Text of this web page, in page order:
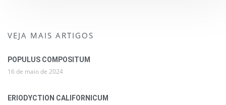
VEJA MAIS ARTIGOS
POPULUS COMPOSITUM
16 de maio de 2024
ERIODYCTION CALIFORNICUM